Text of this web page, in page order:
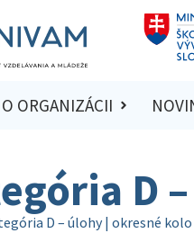
O ORGANIZÁCII
D
D – úlohy | okresné kolo